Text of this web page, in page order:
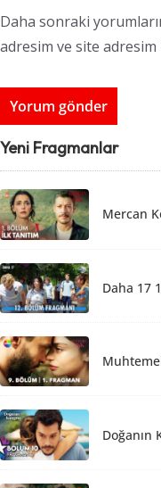
Daha sonraki
adresim ve site adresim
Yeni Fragmanlar
Mercan
Daha 17
Doğanın